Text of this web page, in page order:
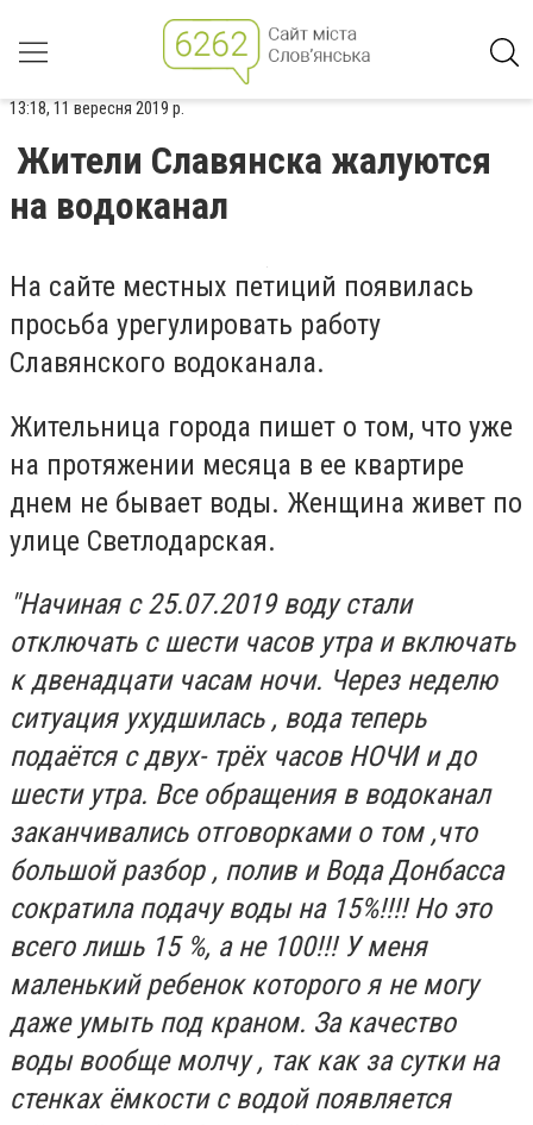
13:18, 11 вересня 2019 р.
Жители Славянска жалуются
на водоканал
На сайте местных петиций появилась
просьба урегулировать работу
Славянского водоканала.
Жительница города пишет о том, что уже
на протяжении месяца в ее квартире
днем не бывает воды. Женщина живет по
улице Светлодарская.
"Начиная с 25.07.2019 воду стали
отключать с шести часов утра и включать
к двенадцати часам ночи. Через неделю
ситуация ухудшилась , вода теперь
подаётся с двух- трёх часов НОЧИ и до
шести утра. Все обращения в водоканал
заканчивались отговорками о том ,что
большой разбор , полив и Вода Донбасса
сократила подачу воды на 15%!!!! Но это
всего лишь 15 %, а не 100!!! У меня
маленький ребенок которого я не могу
даже умыть под краном. За качество
воды вообще молчу , так как за сутки на
стенках ёмкости с водой появляется